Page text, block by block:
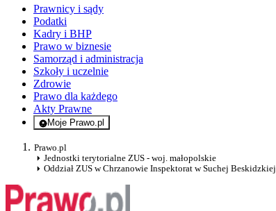
Prawnicy i sądy
Podatki
Kadry i BHP
Prawo w biznesie
Samorząd i administracja
Szkoły i uczelnie
Zdrowie
Prawo dla każdego
Akty Prawne
Moje Prawo.pl
- rejestracja i logowanie do serwisu
Prawo.pl
Jednostki terytorialne ZUS - woj. małopolskie
Oddział ZUS w Chrzanowie Inspektorat w Suchej Beskidzkiej